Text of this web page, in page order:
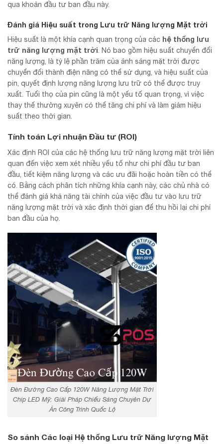
qua khoản đầu tư ban đầu này.
Đánh giá Hiệu suất trong Lưu trữ Năng lượng Mặt trời
Hiệu suất là một khía cạnh quan trọng của các hệ thống lưu
trữ năng lượng mặt trời . Nó bao gồm hiệu suất chuyển đổi
năng lượng, là tỷ lệ phần trăm của ánh sáng mặt trời được
chuyển đổi thành điện năng có thể sử dụng, và hiệu suất của
pin, quyết định lượng năng lượng lưu trữ có thể được truy
xuất. Tuổi thọ của pin cũng là một yếu tố quan trọng, vì việc
thay thế thường xuyên có thể tăng chi phí và làm giảm hiệu
suất theo thời gian.
Tính toán Lợi nhuận Đầu tư (ROI)
Xác định ROI của các hệ thống lưu trữ năng lượng mặt trời liên
quan đến việc xem xét nhiều yếu tố như chi phí đầu tư ban
đầu, tiết kiệm năng lượng và các ưu đãi hoặc hoàn tiền có thể
có. Bằng cách phân tích những khía cạnh này, các chủ nhà có
thể đánh giá khả năng tài chính của việc đầu tư vào lưu trữ
năng lượng mặt trời và xác định thời gian để thu hồi lại chi phí
ban đầu của họ.
Đèn Đường Cao Cấp 120W Năng Lượng Mặt Trời
Chip LED Mỹ: Giải Pháp Chiếu Sáng Chuyên Dự
Án Công Trình Quốc Lộ
So sánh Các loại Hệ thống Lưu trữ Năng lượng Mặt